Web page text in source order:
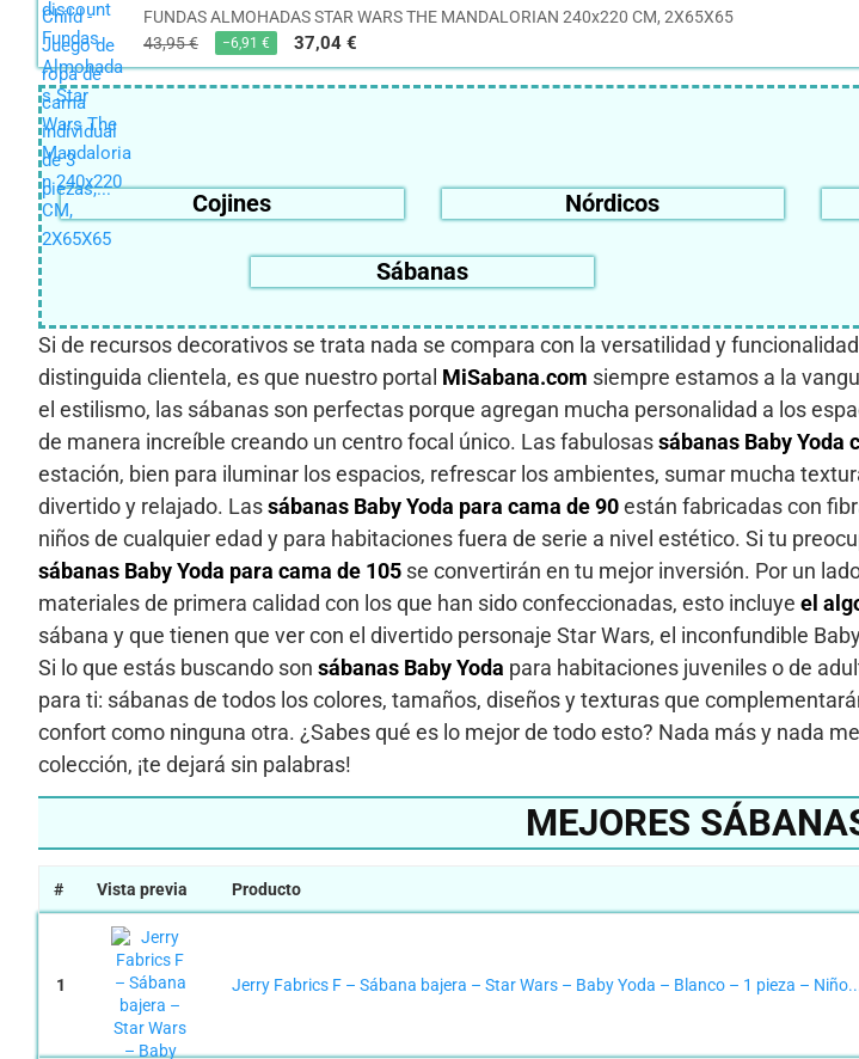
FUNDAS ALMOHADAS STAR WARS THE MANDALORIAN 240x220 CM, 2X65X65
43,95 €
−6,91 € 37,04 €
Cojines Nórdicos
Sábanas
Si de recursos decorativos se trata nada se compara con la versatilidad y
distinguida clientela, es que nuestro portal MiSabana.com siempre estamos a la
el estilismo, las sábanas son perfectas porque agregan mucha personalidad a los
de manera increíble creando un centro focal único. Las fabulosassábanas Baby Yoda
estación, bien para iluminar los espacios, refrescar los ambientes, sumar mucha
divertido y relajado. Lassábanas Baby Yoda para cama de 90están fabricadas con
niños de cualquier edad y para habitaciones fuera de serie a nivel estético. Si tu
sábanas Baby Yoda para cama de 105 se convertirán en tu mejor inversión. Por un
materiales de primera calidad con los que han sido confeccionadas, esto incluye el
sábana y que tienen que ver con el divertido personaje Star Wars, el inconfundible
Si lo que estás buscando son sábanas Baby Yoda para habitaciones juveniles o de
para ti: sábanas de todos los colores, tamaños, diseños y texturas que
confort como ninguna otra. ¿Sabes qué es lo mejor de todo esto? Nada más y nada
colección, ¡te dejará sin palabras!
MEJORES
# Vista previa Producto
1 Jerry Fabrics F – Sábana bajera – Star Wars – Baby Yoda – Blanco – 1 pieza –